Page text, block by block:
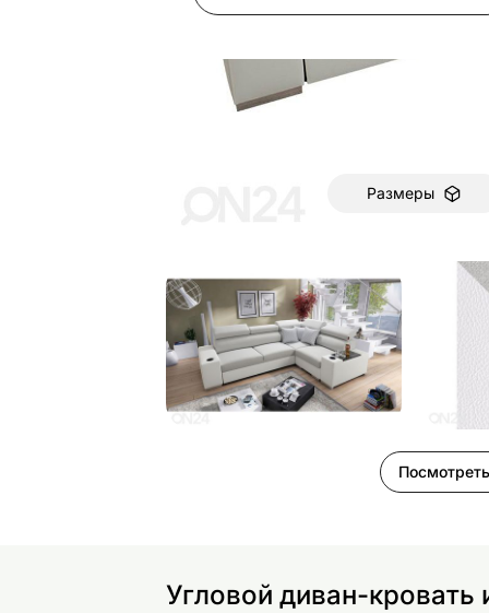
Размеры
Угловой диван-